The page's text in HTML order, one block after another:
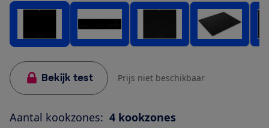
Bekijk test Prijs niet beschikbaar
Aantal kookzones: 4 kookzones